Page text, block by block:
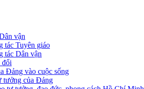
vận
tác Tuyên giáo
tác Dân vận
đổi
Đảng vào cuộc sống
tưởng của Đảng